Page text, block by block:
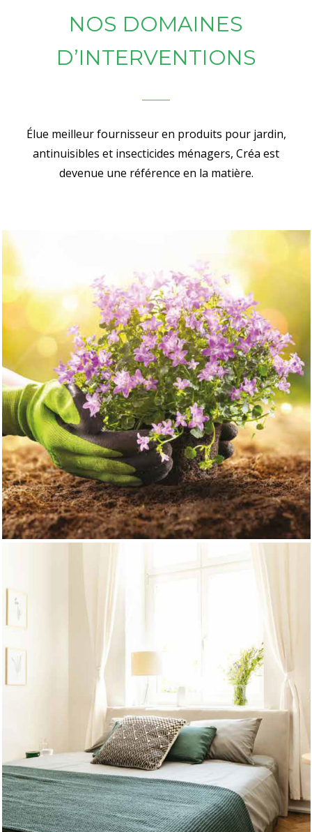
NOS DOMAINES
D’INTERVENTIONS
Élue meilleur fournisseur en produits pour jardin,
antinuisibles et insecticides ménagers, Créa est
devenue une référence en la matière.